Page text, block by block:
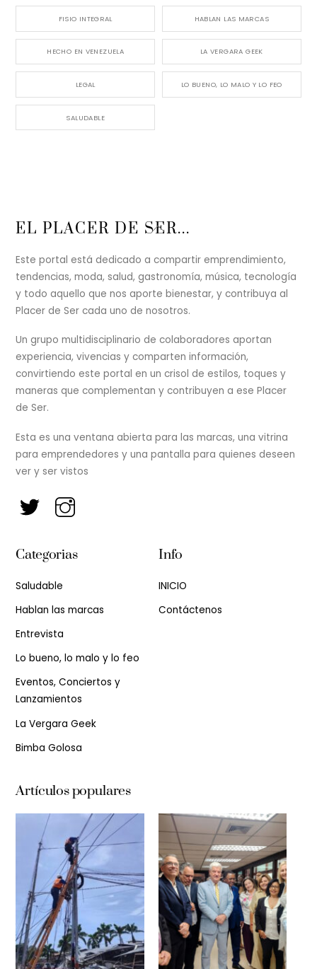
FISIO INTEGRAL HABLAN LAS MARCAS
HECHO EN VENEZUELA LA VERGARA GEEK
LEGAL LO BUENO, LO MALO Y LO FEO
SALUDABLE
Back
Top
EL PLACER DE SER...
Este portal está dedicado a compartir emprendimiento,
tendencias, moda, salud, gastronomía, música, tecnología
y todo aquello que nos aporte bienestar, y contribuya al
Placer de Ser cada uno de nosotros.
Un grupo multidisciplinario de colaboradores aportan
experiencia, vivencias y comparten información,
convirtiendo este portal en un crisol de estilos, toques y
maneras que complementan y contribuyen a ese Placer
de Ser.
Esta es una ventana abierta para las marcas, una vitrina
para emprendedores y una pantalla para quienes deseen
ver y ser vistos
Categorias
Saludable
Hablan las marcas
Entrevista
Lo bueno, lo malo y lo feo
Eventos, Conciertos y
Lanzamientos
La Vergara Geek
Bimba Golosa
Info
INICIO
Contáctenos
Artículos populares